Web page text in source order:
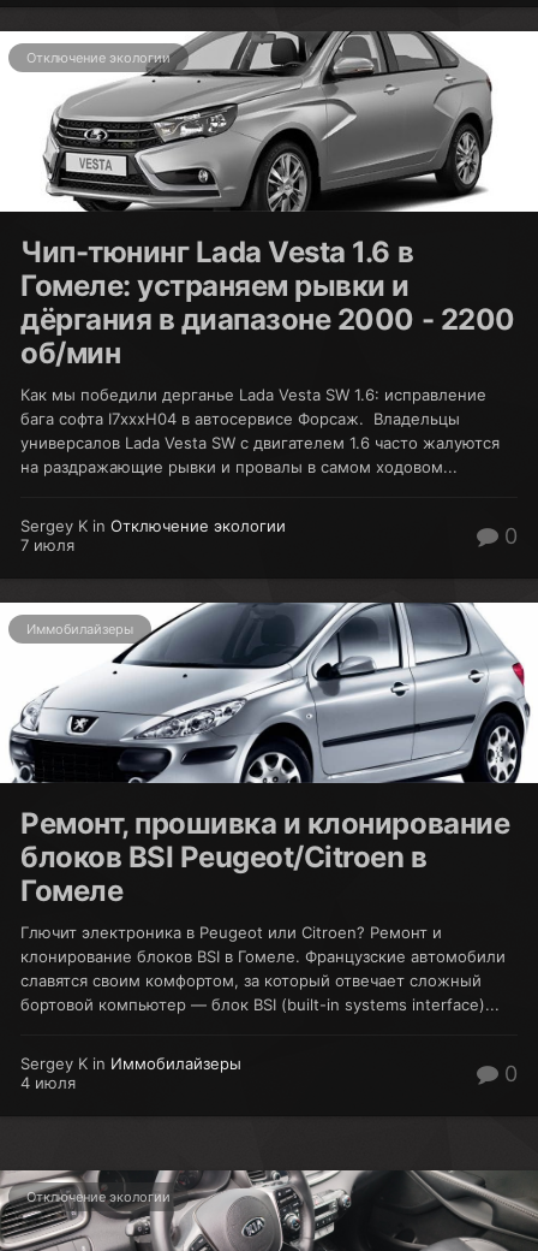
Отключение экологии
Чип-тюнинг Lada Vesta 1.6 в
Гомеле: устраняем рывки и
дёргания в диапазоне 2000 - 2200
об/мин
Как мы победили дерганье Lada Vesta SW 1.6: исправление
бага софта I7xxxH04 в автосервисе Форсаж. Владельцы
универсалов Lada Vesta SW с двигателем 1.6 часто жалуются
на раздражающие рывки и провалы в самом ходовом...
Sergey K in Отключение экологии
7 июля
0
Иммобилайзеры
Ремонт, прошивка и клонирование
блоков BSI Peugeot/Citroen в
Гомеле
Глючит электроника в Peugeot или Citroen? Ремонт и
клонирование блоков BSI в Гомеле. Французские автомобили
славятся своим комфортом, за который отвечает сложный
бортовой компьютер — блок BSI (built-in systems interface)...
Sergey K in Иммобилайзеры
4 июля
0
Отключение экологии